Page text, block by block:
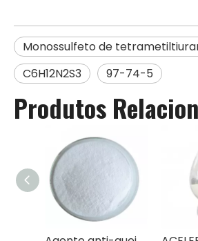
Monossulfeto de
C6H12N2S3
97-74-5
Produtos